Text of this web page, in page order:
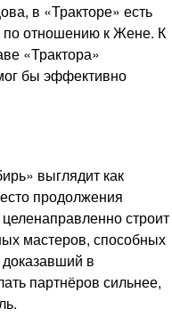
в «Тракторе» есть
отношению к Жене. К
«Трактора»
бы эффективно
выглядит как
продолжения
строит
мастеров, способных
в
партнёров сильнее,